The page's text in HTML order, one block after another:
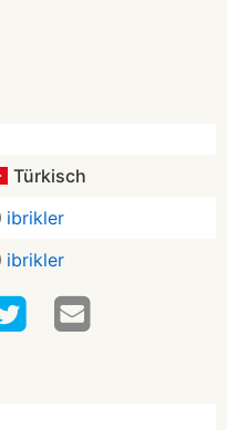
Türkisch
ibrikler
ibrikler